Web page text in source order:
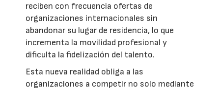
reciben con frecuencia ofertas de
organizaciones internacionales sin
abandonar su lugar de residencia, lo que
incrementa la movilidad profesional y
dificulta la fidelización del talento.
Esta nueva realidad obliga a las
organizaciones a competir no solo mediante